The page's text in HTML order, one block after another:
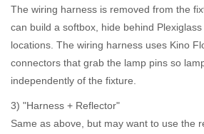
The wiring harness is removed from the
can build a softbox, hide behind
locations. The wiring harness uses Kino
connectors that grab the lamp pins so
independently of the fixture.
3) "Harness + Reflector"
Same as above, but may want to use the